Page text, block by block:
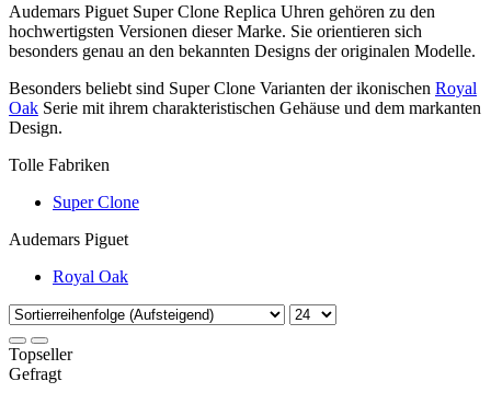
Audemars Piguet Super Clone Replica Uhren gehören zu den
hochwertigsten Versionen dieser Marke. Sie orientieren sich
besonders genau an den bekannten Designs der originalen Modelle.
Besonders beliebt sind Super Clone Varianten der ikonischen Royal
Oak Serie mit ihrem charakteristischen Gehäuse und dem markanten
Design.
Tolle Fabriken
Super Clone
Audemars Piguet
Royal Oak
Topseller
Gefragt